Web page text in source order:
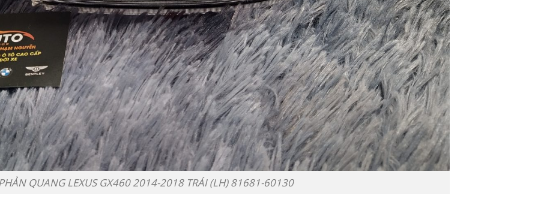
QUANG LEXUS GX460 2014-2018 TRÁI (LH) 81681-60130